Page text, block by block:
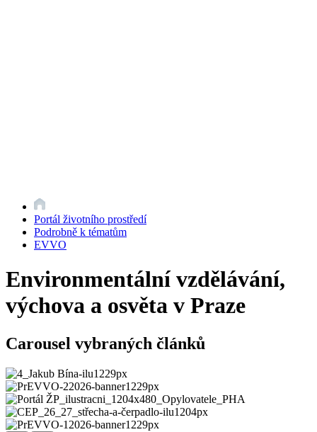
Portál životního prostředí
Podrobně k tématům
EVVO
Environmentální vzdělávání,
výchova a osvěta v Praze
Carousel vybraných článků